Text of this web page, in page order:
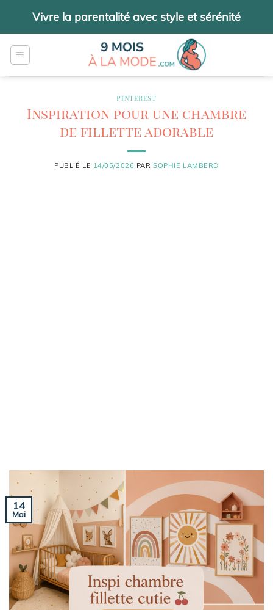
contenu
Vivre la parentalité avec style et sérénité
PINTEREST
Inspiration pour une chambre
de fillette adorable
PUBLIÉ LE 14/05/2026 PARSOPHIE LAMBERD
14
Mai